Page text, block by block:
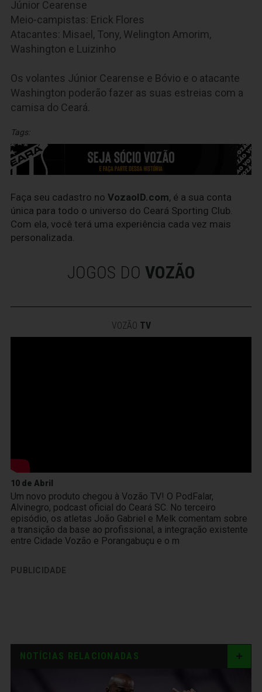
Júnior Cearense
Meio-campistas: Erick Flores
Atacantes: Misael, Tony, Welington Amorim,
Washington e Luizinho
Os volantes Júnior Cearense e Bóvio e o atacante
Washington poderão fazer as suas estreias com a
camisa do Ceará.
Tags:
Faça seu cadastro no VozaoID.com, é a sua conta
única para todo o universo do Ceará Sporting Club.
Com ela, você terá uma experiência cada vez mais
personalizada.
JOGOS DO VOZÃO
VOZÃO TV
10 de Abril
Um novo produto chegou à Vozão TV! O PodFalar,
Alvinegro, podcast oficial do Ceará SC. No terceiro
episódio, os atletas João Gabriel e Melk comentam sobre
a transição da base ao profissional, a integração existente
entre Cidade Vozão e Porangabuçu e o m
PUBLICIDADE
NOTÍCIAS RELACIONADAS